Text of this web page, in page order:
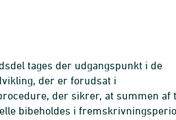
tages der udgangspunkt i de
der er forudsat i
der sikrer, at summen af
bibeholdes i